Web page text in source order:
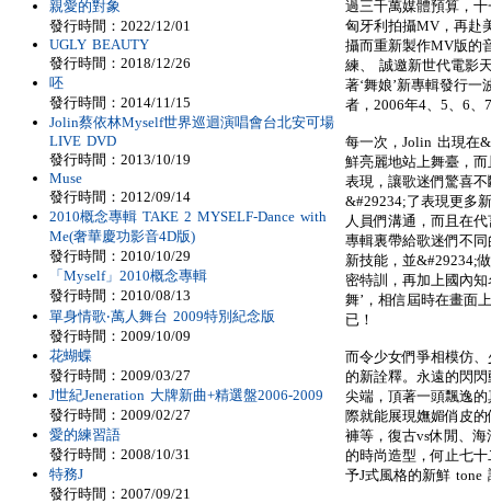
過三千萬媒體預算，
匈牙利拍攝MV，再赴
攝而重新製作MV版的
練、 誠邀新世代電影
著‘舞娘’新專輯發行
者，2006年4、5、6
每一次，Jolin 出現在
鮮亮麗地站上舞臺，
表現，讓歌迷們驚喜
&#29234;了表現更多
人員們溝通，而且在
專輯裏帶給歌迷們不
新技能，並&#29234;
密特訓，再加上國內
舞’，相信屆時在畫面
已！
而令少女們爭相模仿
的新詮釋。永遠的閃
尖端，頂著一頭飄逸
際就能展現嫵媚俏皮
褲等，復古vs休閒、
的時尚造型，何止七
予J式風格的新鮮 tone
親愛的對象
發行時間：2022/12/01
UGLY BEAUTY
發行時間：2018/12/26
呸
發行時間：2014/11/15
Jolin蔡依林Myself世界巡迴演唱會台北安可場
LIVE DVD
發行時間：2013/10/19
Muse
發行時間：2012/09/14
2010概念專輯 TAKE 2 MYSELF-Dance with
Me(奢華慶功影音4D版)
發行時間：2010/10/29
「Myself」2010概念專輯
發行時間：2010/08/13
單身情歌‧萬人舞台 2009特別紀念版
發行時間：2009/10/09
花蝴蝶
發行時間：2009/03/27
J世紀Jeneration 大牌新曲+精選盤2006-2009
發行時間：2009/02/27
愛的練習語
發行時間：2008/10/31
特務J
發行時間：2007/09/21